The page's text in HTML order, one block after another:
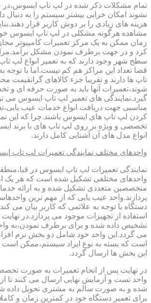
تمام مشکلات ذکر شده در لپ تاپ
نشوند امکان خرابی بیشتر سیستم را به دنبال
هزینه های زیادی را بر دوش کاربر قرار
مشاهده هرگونه مشکلی در لپ تاپ ایسوس خود
زمان ممکن به یک مرکز تعمیرات کامپیوتر
کرد و در جهت برطرف نمودن مشکل
سطح شهر وجود دارند که به تعمیر انواع لپ تاپ
قضا تعداد این مراکز هم کم نیست.اما با توجه
تاپ ها دارند و تقریبا جزء کالاهای
شوند،تعمیرات آنها باید به صورت حرفه ای و
گیرد.نمایندگی های تعمیر لپ تاپ ایسوس می
مناسبی جهت دریافت انواع خدمات عیب
کردن لپ تاپ های ایسوس باشند.چرا که این
تخصصی و ویژه بر روی لپ تاپ های با برند
انواع مدل های آن آشنایی کامل دارند.
واحدهای مختلف نمایندگی تعمیرات لپ تاپ
نمایندگی تعمیرات لپ تاپ ایسوس در
واحدهای مختلفی تشکیل شده است که هر یک
متخصصین متعددی تشکیل شده و به ارائه
پردازند.واحد عیب یابی که از مهم ترین
دستگاه با توجه به علائمی که کاربر بیان می
استفاده از تجهیزات موجود می پردازد.در نهایت
تشخیص داده شده و برای برطرف نمودن،به
می گردد.این واحد خود شامل دو بخش نرم
است که بسته به نوع ایراد سیستم،ممکن است
این بخش ها ارسال گردد.
در نهایت پس از انجام تعمیرات به صورت
واحد تست و آزمایش نهایی ارسال می کنند
شده و به صورت سالم به مشتری تحویل داده
برای تعمیر دستگاه خود در کمترین زمان و